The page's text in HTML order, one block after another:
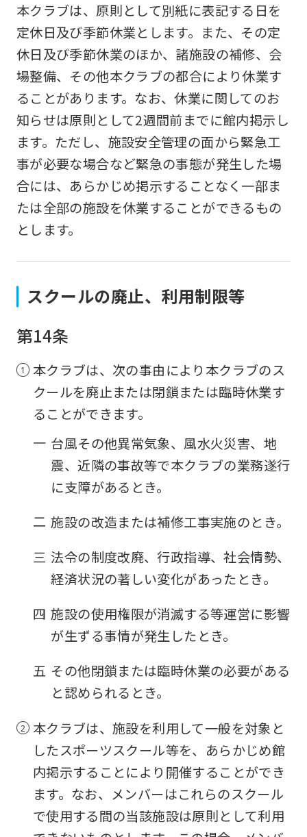
本クラブは、原則として別紙に表記する日を
定休日及び季節休業とします。また、その定
休日及び季節休業のほか、諸施設の補修、会
場整備、その他本クラブの都合により休業す
ることがあります。なお、休業に関してのお
知らせは原則として2週間前までに館内掲示し
ます。ただし、施設安全管理の面から緊急工
事が必要な場合など緊急の事態が発生した場
合には、あらかじめ掲示することなく一部ま
たは全部の施設を休業することができるもの
とします。
スクールの廃止、利用制限等
第14条
本クラブは、次の事由により本クラブのス
クールを廃止または閉鎖または臨時休業す
ることができます。
一 台風その他異常気象、風水火災害、地
震、近隣の事故等で本クラブの業務遂行
に支障があるとき。
二 施設の改造または補修工事実施のとき。
三 法令の制度改廃、行政指導、社会情勢、
経済状況の著しい変化があったとき。
四 施設の使用権限が消滅する等運営に影響
が生ずる事情が発生したとき。
五 その他閉鎖または臨時休業の必要がある
と認められるとき。
本クラブは、施設を利用して一般を対象と
したスポーツスクール等を、あらかじめ館
内掲示することにより開催することができ
ます。なお、メンバーはこれらのスクール
で使用する間の当該施設は原則として利用
will
be
translated
mechanically,
so
it
may
not
be
an
translation
from
the
We
ask
that
you
understand
this
before
using
service.